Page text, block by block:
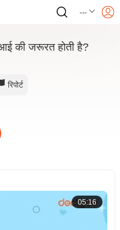
---
की जरूरत होती है?
रिपोर्ट
05:16